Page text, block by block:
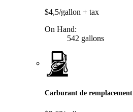
$4,5/gallon + tax
On Hand:
542 gallons
Carburant de remplacement